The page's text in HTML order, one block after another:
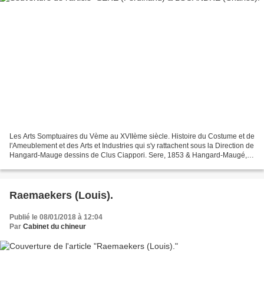
Les Arts Somptuaires du Vème au XVIIème siècle. Histoire du Costume et de
l'Ameublement et des Arts et Industries qui s'y rattachent sous la Direction de
Hangard-Mauge dessins de Clus Ciappori. Sere, 1853 & Hangard-Maugé,
Raemaekers (Louis).
Publié le 08/01/2018 à 12:04
Par Cabinet du chineur